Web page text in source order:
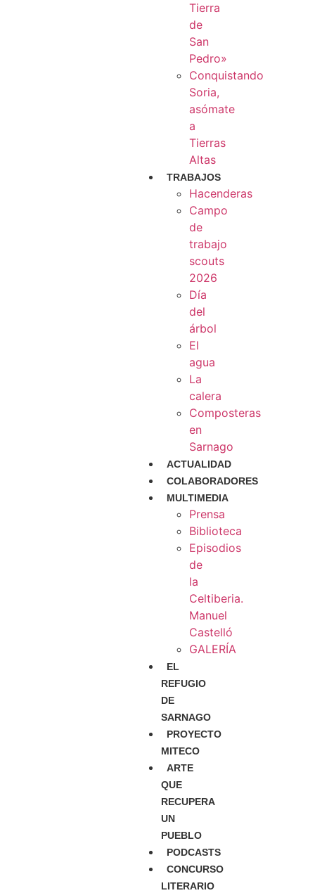
Tierra
de
San
Pedro»
Conquistando
Soria,
asómate
a
Tierras
Altas
TRABAJOS
Hacenderas
Campo
de
trabajo
scouts
2026
Día
del
árbol
El
agua
La
calera
Composteras
en
Sarnago
ACTUALIDAD
COLABORADORES
MULTIMEDIA
Prensa
Biblioteca
Episodios
de
la
Celtiberia.
Manuel
Castelló
GALERÍA
EL
REFUGIO
DE
SARNAGO
PROYECTO
MITECO
ARTE
QUE
RECUPERA
UN
PUEBLO
PODCASTS
CONCURSO
LITERARIO